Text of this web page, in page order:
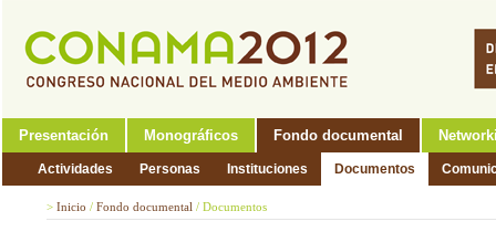
Presentación Monográficos Fondo documental
Actividades Personas Instituciones Documentos
> Inicio / Fondo documental / Documentos